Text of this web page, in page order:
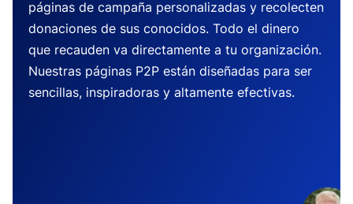
páginas de campaña personalizadas y recolecten
donaciones de sus conocidos. Todo el dinero
que recauden va directamente a tu organización.
Nuestras páginas P2P están diseñadas para ser
sencillas, inspiradoras y altamente efectivas.